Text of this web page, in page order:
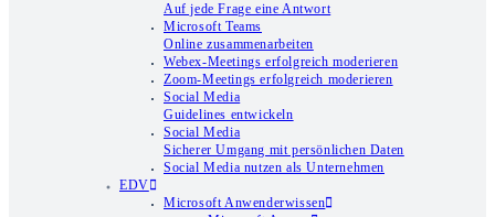
Auf jede Frage eine Antwort
Microsoft Teams
Online zusammenarbeiten
Webex-Meetings erfolgreich moderieren
Zoom-Meetings erfolgreich moderieren
Social Media
Guidelines entwickeln
Social Media
Sicherer Umgang mit persönlichen Daten
Social Media nutzen als Unternehmen
EDV
Microsoft Anwenderwissen